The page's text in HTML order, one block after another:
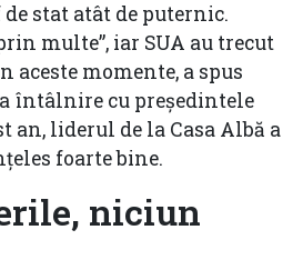
stat atât de puternic.
multe”, iar SUA au trecut
aceste momente, a spus
întâlnire cu președintele
an, liderul de la Casa Albă a
foarte bine.
niciun